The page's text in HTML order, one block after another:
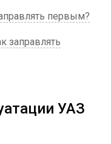
первым?
заправлять
УАЗ